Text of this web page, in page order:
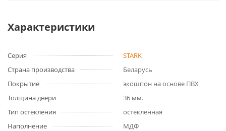
Характеристики
Серия
STARK
Страна производства
Беларусь
Покрытие
экошпон на основе ПВХ
Толщина двери
36 мм.
Тип остекления
остекленная
Наполнение
МДФ